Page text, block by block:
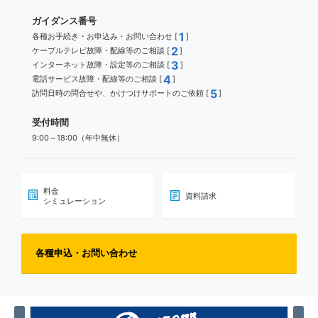
ガイダンス番号
各種お手続き・お申込み・お問い合わせ [1 ]
ケーブルテレビ故障・配線等のご相談 [ 2]
インターネット故障・設定等のご相談 [ 3 ]
電話サービス故障・配線等のご相談 [4]
訪問日時の問合せや、かけつけサポートのご依頼 [ 5]
受付時間
9:00～18:00（年中無休）
料金
シミュレーション
資料請求
各種申込・お問い合わせ